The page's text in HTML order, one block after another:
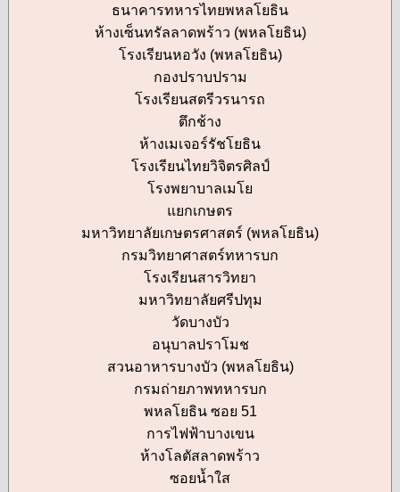
ธนาคารทหารไทยพหลโยธิน
ห้างเซ็นทรัลลาดพร้าว (พหลโยธิน)
โรงเรียนหอวัง (พหลโยธิน)
กองปราบปราม
โรงเรียนสตรีวรนารถ
ตึกช้าง
ห้างเมเจอร์รัชโยธิน
โรงเรียนไทยวิจิตรศิลป์
โรงพยาบาลเมโย
แยกเกษตร
มหาวิทยาลัยเกษตรศาสตร์ (พหลโยธิน)
กรมวิทยาศาสตร์ทหารบก
โรงเรียนสารวิทยา
มหาวิทยาลัยศรีปทุม
วัดบางบัว
อนุบาลปราโมช
สวนอาหารบางบัว (พหลโยธิน)
กรมถ่ายภาพทหารบก
พหลโยธิน ซอย 51
การไฟฟ้าบางเขน
ห้างโลตัสลาดพร้าว
ซอยน้ำใส